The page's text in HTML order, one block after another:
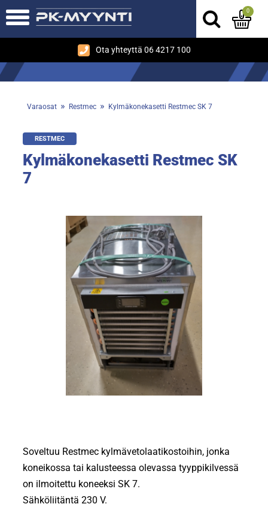
Ota yhteyttä 06 4217 100
0
Varaosat » Restmec » Kylmäkonekasetti Restmec SK 7
RESTMEC
Kylmäkonekasetti Restmec SK
7
Soveltuu Restmec kylmävetolaatikostoihin, jonka
koneikossa tai kalusteessa olevassa tyyppikilvessä
on ilmoitettu koneeksi SK 7.
Sähköliitäntä 230 V.